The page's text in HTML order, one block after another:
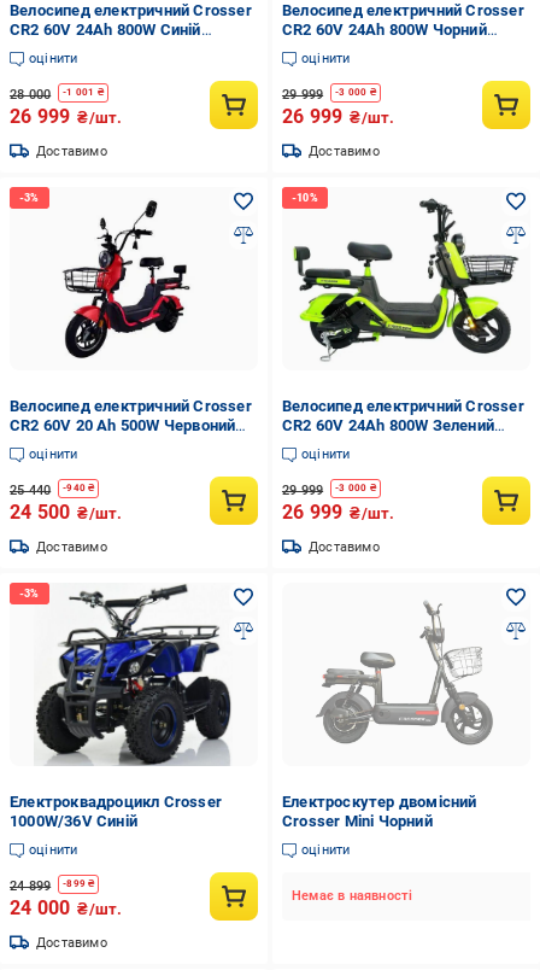
Велосипед електричний Crosser
CR2 60V 24Ah 800W Синій
(29819884)
оцінити
28 000 -1 001 ₴
26 999 ₴/шт.
Доставимо
Велосипед електричний Crosser
CR2 60V 24Ah 800W Чорний
(29819679)
оцінити
29 999 -3 000 ₴
26 999 ₴/шт.
Доставимо
Велосипед електричний Crosser
CR2 60V 20 Ah 500W Червоний
(24237634)
оцінити
25 440 -940 ₴
24 500 ₴/шт.
Доставимо
Велосипед електричний Crosser
CR2 60V 24Ah 800W Зелений
(29819891)
оцінити
29 999 -3 000 ₴
26 999 ₴/шт.
Доставимо
Електроквадроцикл Crosser
1000W/36V Синій
оцінити
24 899 -899 ₴
24 000 ₴/шт.
Доставимо
Електроскутер двомісний
Crosser Mini Чорний
оцінити
Немає в наявності